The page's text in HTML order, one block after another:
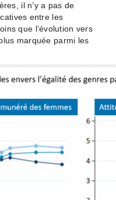
il n’y a pas de
entre les
que l’évolution vers
marquée parmi les